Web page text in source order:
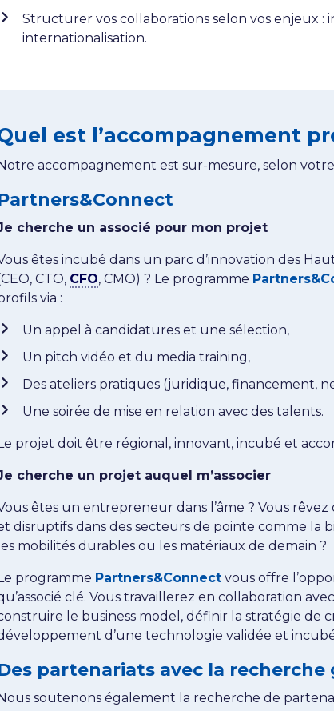
Structurer vos collaborations selon vos enjeux :
internationalisation.
est l’accompagnement
accompagnement est sur-mesure, selon
cherche un associé pour mon projet
êtes incubé dans un parc d’innovation des
CTO, CFO, CMO) ? Le programme
via :
Un appel à candidatures et une sélection,
Un pitch vidéo et du media training,
Des ateliers pratiques (juridique, financement,
Une soirée de mise en relation avec des talents.
projet doit être régional, innovant, incubé et
cherche un projet auquel m’associer
êtes un entrepreneur dans l’âme ? Vous
disruptifs dans des secteurs de pointe comme la
les mobilités durables ou les matériaux de demain ?
programme Partners&Connect vous offre
clé. Vous travaillerez en collaboration
le business model, définir la stratégie de
d’une technologie validée et
partenariats avec la recherche
soutenons également la recherche de